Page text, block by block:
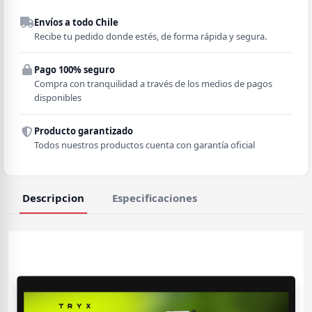
Región
Comuna
Envíos a todo Chile
Recibe tu pedido donde estés, de forma rápida y segura.
Pago 100% seguro
Compra con tranquilidad a través de los medios de pagos
disponibles
Producto garantizado
Todos nuestros productos cuenta con garantía oficial
Descripcion Especificaciones